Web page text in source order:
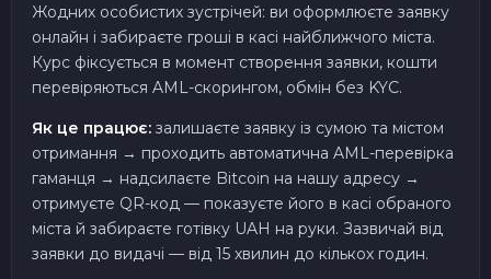
Жодних особистих зустрічей: ви оформлюєте заявку
онлайн і забираєте гроші в касі найближчого міста.
Курс фіксується в момент створення заявки, кошти
перевіряються AML-скорингом, обмін без KYC.
Як це працює: залишаєте заявку із сумою та містом
отримання → проходить автоматична AML-перевірка
гаманця → надсилаєте Bitcoin на нашу адресу →
отримуєте QR-код — показуєте його в касі обраного
міста й забираєте готівку UAH на руки. Зазвичай від
заявки до видачі — від 15 хвилин до кількох годин.